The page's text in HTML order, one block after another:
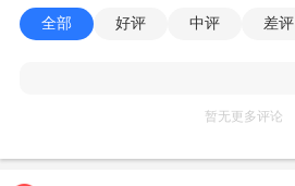
全部 好评 中评 差评
暂无更多评论